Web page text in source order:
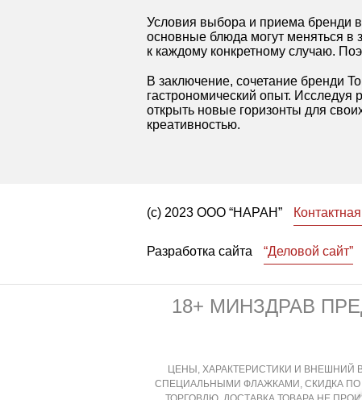
Условия выбора и приема бренди
основные блюда могут меняться в
к каждому конкретному случаю.
В заключение, сочетание бренди
гастрономический опыт.
открыть новые горизонты для
креативностью.
(с) 2023 ООО “НАРАН”
Разработка сайта “Деловой сайт”
18+ МИНЗДРАВ
ЦЕНЫ, ХАРАКТЕРИСТИКИ И ВНЕШНИЙ
СПЕЦИАЛЬНЫМИ ФЛАЖКАМИ, СКИДКА ПО